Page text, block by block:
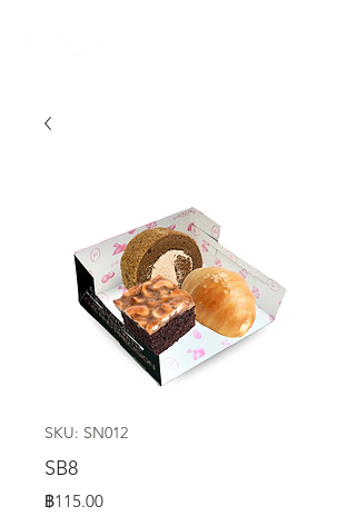
SKU: SN012
SB8
฿115.00ราคา